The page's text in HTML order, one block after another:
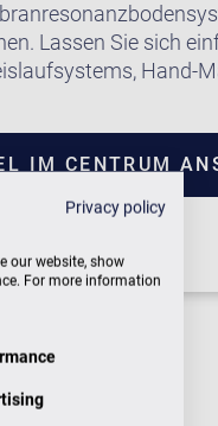
Lassen Sie sich
Hand-
IM CENTRUM
Privacy policy
our website, show
For more information